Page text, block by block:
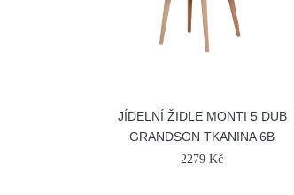
JÍDELNÍ ŽIDLE MONTI 5 DUB
GRANDSON TKANINA 6B
2279 Kč